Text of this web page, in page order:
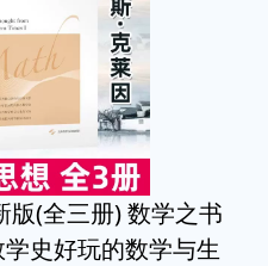
版(全三册) 数学之书
史好玩的数学与生